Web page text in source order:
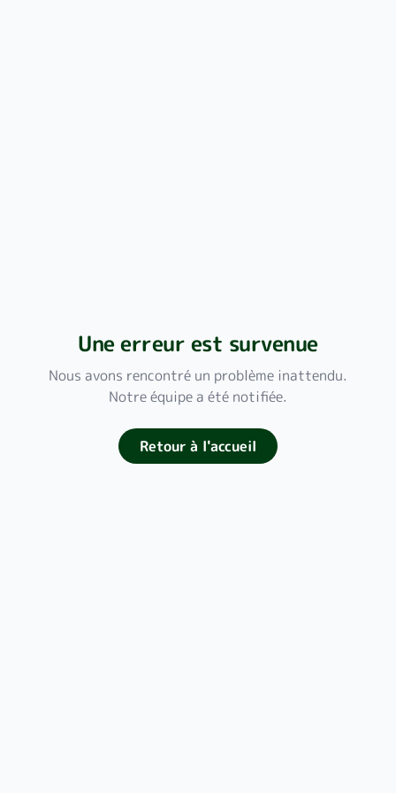
Une erreur est survenue
Nous avons rencontré un problème inattendu.
Notre équipe a été notifiée.
Retour à l'accueil